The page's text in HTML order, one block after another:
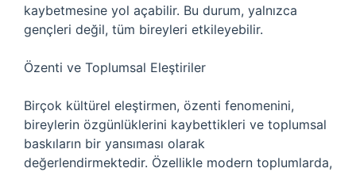
kaybetmesine yol açabilir. Bu durum, yalnızca
gençleri değil, tüm bireyleri etkileyebilir.
Özenti ve Toplumsal Eleştiriler
Birçok kültürel eleştirmen, özenti fenomenini,
bireylerin özgünlüklerini kaybettikleri ve toplumsal
baskıların bir yansıması olarak
değerlendirmektedir. Özellikle modern toplumlarda,